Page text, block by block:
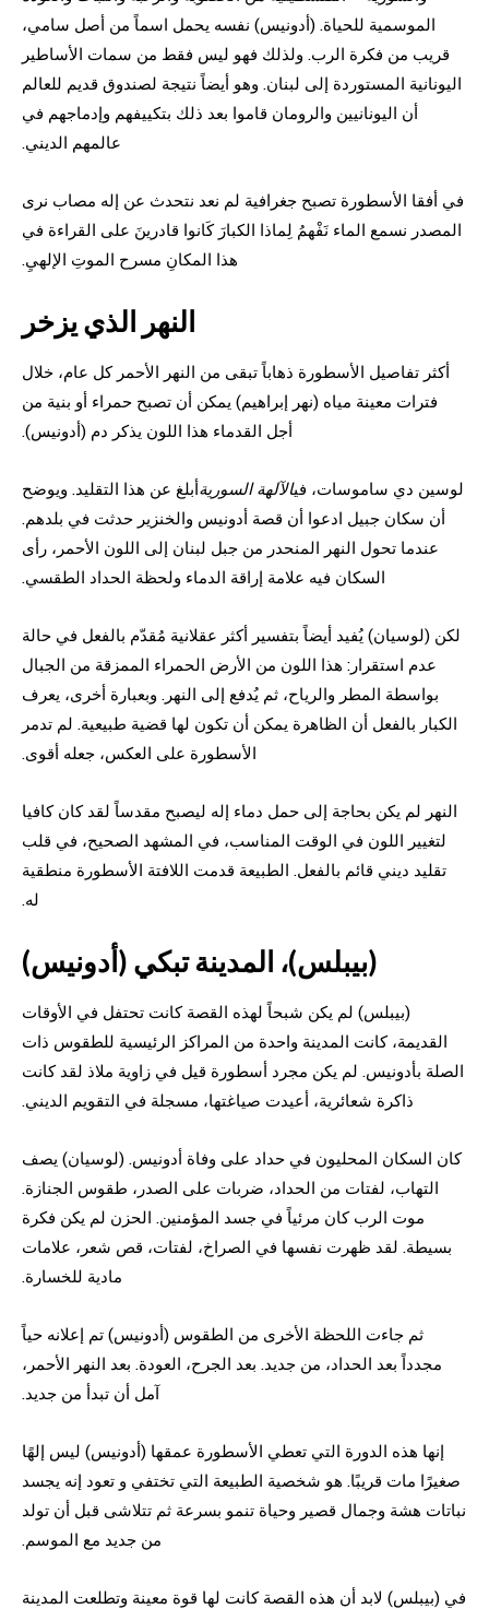
الموسمية للحياة. (أدونيس) نفسه يحمل اسماً من أصل سامي،
قريب من فكرة الرب. ولذلك فهو ليس فقط من سمات الأساطير
اليونانية المستوردة إلى لبنان. وهو أيضاً نتيجة لصندوق قديم للعالم
أن اليونانيين والرومان قاموا بعد ذلك بتكييفهم وإدماجهم في
عالمهم الديني.
في أفقا الأسطورة تصبح جغرافية لم نعد نتحدث عن إله مصاب نرى
المصدر نسمع الماء نَفْهمُ لِماذا الكبارَ كَانوا قادرينَ على القراءة في
هذا المكانِ مسرح الموتِ الإلهيِ.
النهر الذي يزخر
أكثر تفاصيل الأسطورة ذهاباً تبقى من النهر الأحمر كل عام، خلال
فترات معينة مياه (نهر إبراهيم) يمكن أن تصبح حمراء أو بنية من
أجل القدماء هذا اللون يذكر دم (أدونيس).
لوسين دي ساموسات، فيالآلهة السوريةأبلغ عن هذا التقليد. ويوضح
أن سكان جبيل ادعوا أن قصة أدونيس والخنزير حدثت في بلدهم.
عندما تحول النهر المنحدر من جبل لبنان إلى اللون الأحمر، رأى
السكان فيه علامة إراقة الدماء ولحظة الحداد الطقسي.
لكن (لوسيان) يُفيد أيضاً بتفسير أكثر عقلانية مُقدّم بالفعل في حالة
عدم استقرار: هذا اللون من الأرض الحمراء الممزقة من الجبال
بواسطة المطر والرياح، ثم يُدفع إلى النهر. وبعبارة أخرى، يعرف
الكبار بالفعل أن الظاهرة يمكن أن تكون لها قضية طبيعية. لم تدمر
الأسطورة على العكس، جعله أقوى.
النهر لم يكن بحاجة إلى حمل دماء إله ليصبح مقدساً لقد كان كافيا
لتغيير اللون في الوقت المناسب، في المشهد الصحيح، في قلب
تقليد ديني قائم بالفعل. الطبيعة قدمت اللافتة الأسطورة منطقية
له.
(بيبلس)، المدينة تبكي (أدونيس)
(بيبلس) لم يكن شبحاً لهذه القصة كانت تحتفل في الأوقات
القديمة، كانت المدينة واحدة من المراكز الرئيسية للطقوس ذات
الصلة بأدونيس. لم يكن مجرد أسطورة قيل في زاوية ملاذ لقد كانت
ذاكرة شعائرية، أعيدت صياغتها، مسجلة في التقويم الديني.
كان السكان المحليون في حداد على وفاة أدونيس. (لوسيان) يصف
التهاب، لفتات من الحداد، ضربات على الصدر، طقوس الجنازة.
موت الرب كان مرئياً في جسد المؤمنين. الحزن لم يكن فكرة
بسيطة. لقد ظهرت نفسها في الصراخ، لفتات، قص شعر، علامات
مادية للخسارة.
ثم جاءت اللحظة الأخرى من الطقوس (أدونيس) تم إعلانه حياً
مجدداً بعد الحداد، من جديد. بعد الجرح، العودة. بعد النهر الأحمر،
آمل أن تبدأ من جديد.
إنها هذه الدورة التي تعطي الأسطورة عمقها (أدونيس) ليس إلهًا
صغيرًا مات قريبًا. هو شخصية الطبيعة التي تختفي و تعود إنه يجسد
نباتات هشة وجمال قصير وحياة تنمو بسرعة ثم تتلاشى قبل أن تولد
من جديد مع الموسم.
في (بيبلس) لابد أن هذه القصة كانت لها قوة معينة وتطلعت المدينة